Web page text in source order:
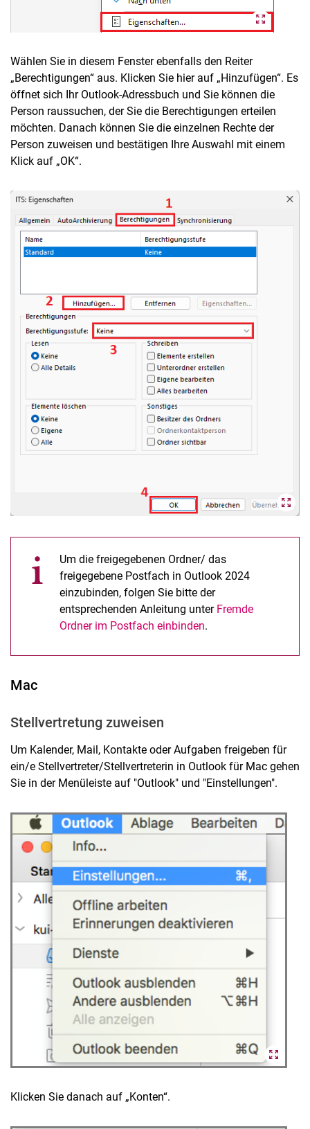
Wählen Sie in diesem Fenster ebenfalls den Reiter
„Berechtigungen“ aus. Klicken Sie hier auf „Hinzufügen“. Es
öffnet sich Ihr Outlook-Adressbuch und Sie können die
Person raussuchen, der Sie die Berechtigungen erteilen
möchten. Danach können Sie die einzelnen Rechte der
Person zuweisen und bestätigen Ihre Auswahl mit einem
Klick auf „OK“.
Um die freigegebenen Ordner/ das
freigegebene Postfach in Outlook 2024
einzubinden, folgen Sie bitte der
entsprechenden Anleitung unter Fremde
Ordner im Postfach einbinden.
Mac
Stellvertretung zuweisen
Um Kalender, Mail, Kontakte oder Aufgaben freigeben für
ein/e Stellvertreter/Stellvertreterin in Outlook für Mac gehen
Sie in der Menüleiste auf "Outlook" und "Einstellungen".
Klicken Sie danach auf „Konten“.